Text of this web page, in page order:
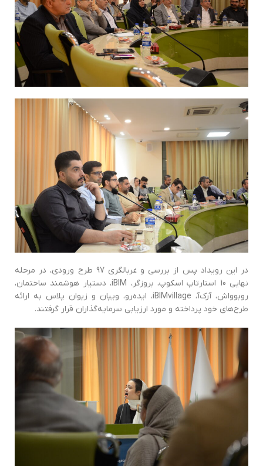
در این رویداد پس از بررسی و غربالگری 97 طرح ورودی، در مرحله
نهایی 10 استارتاپ اسکوپ، بروزگر، iBIM، دستیار هوشمند ساختمان،
روبو‌واش، آرک‌آ، iBIMvillage، ایده‌رو، ویپان و زیوان پلاس به ارائه
طرح‌های خود پرداخته و مورد ارزیابی سرمایه‌گذاران قرار گرفتند.